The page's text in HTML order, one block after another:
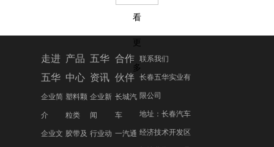
看
更
多
走进
五华
企业简
介
企业文
产品
中心
塑料颗
粒类
胶带及
五华
资讯
企业新
闻
行业动
合作
伙伴
长城汽
车
一汽通
联系我们
长春五华实业有
限公司
地址：长春汽车
经济技术开发区